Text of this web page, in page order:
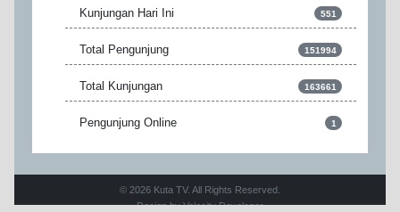
Kunjungan Hari Ini 551
Total Pengunjung 151994
Total Kunjungan 163661
Pengunjung Online 1
© 2026 Kuta TV. All Rights Reserved.
Design byVelocity Developer